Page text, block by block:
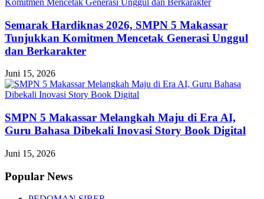
Semarak Hardiknas 2026, SMPN 5 Makassar
Tunjukkan Komitmen Mencetak Generasi Unggul
dan Berkarakter
Juni 15, 2026
SMPN 5 Makassar Melangkah Maju di Era AI,
Guru Bahasa Dibekali Inovasi Story Book Digital
Juni 15, 2026
Popular News